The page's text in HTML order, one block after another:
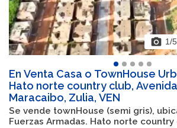
photo_camera 1/5
En Venta Casa o TownHouse
Hato norte country club, Avenida
Maracaibo, Zulia, VEN
Se vende townHouse (semi gris),
Fuerzas Armadas. Hato norte country